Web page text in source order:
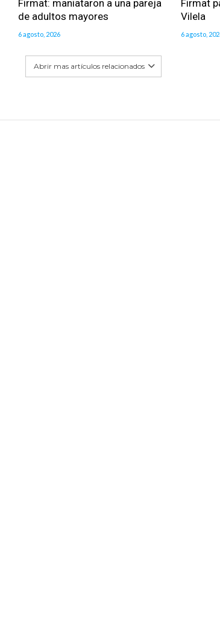
Firmat: maniataron a una pareja
de adultos mayores
6 agosto, 2026
Firmat
Vilela
6 agosto,
Abrir mas artículos relacionados